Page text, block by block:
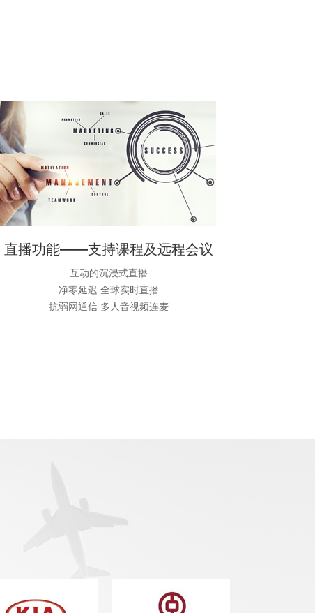
直播功能——支持课程及远程会议
互动的沉浸式直播
净零延迟 全球实时直播
抗弱网通信 多人音视频连麦